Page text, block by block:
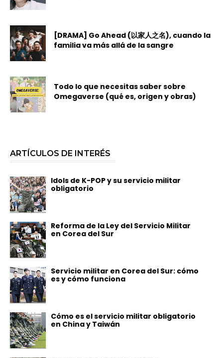
[DRAMA] Go Ahead (以家人之名), cuando la
familia va más allá de la sangre
Todo lo que necesitas saber sobre
Omegaverse (qué es, origen y obras)
ARTÍCULOS DE INTERÉS
Idols de K-POP y su servicio militar
obligatorio
Reforma de la Ley del Servicio Militar
en Corea del Sur
Servicio militar en Corea del Sur: cómo
es y cómo funciona
Cómo es el servicio militar obligatorio
en China y Taiwán